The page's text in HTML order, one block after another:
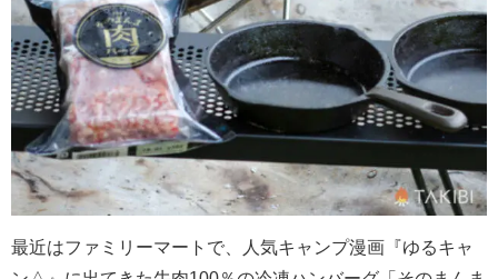
最近はファミリーマートで、人気キャンプ漫画『ゆるキャ